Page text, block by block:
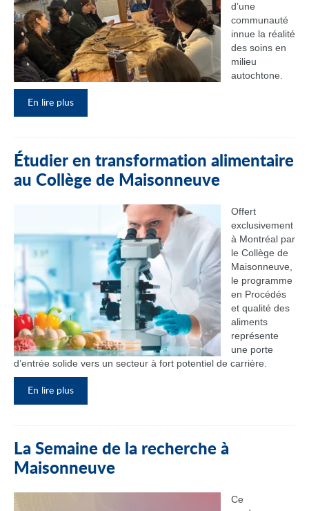
d’une
communauté
innue la réalité
des soins en
milieu
autochtone.
En lire plus
Étudier en transformation alimentaire
au Collège de Maisonneuve
Offert
exclusivement
à Montréal par
le Collège de
Maisonneuve,
le programme
en Procédés
et qualité des
aliments
représente
une porte
d’entrée solide vers un secteur à fort potentiel de carrière.
En lire plus
La Semaine de la recherche à
Maisonneuve
Ce